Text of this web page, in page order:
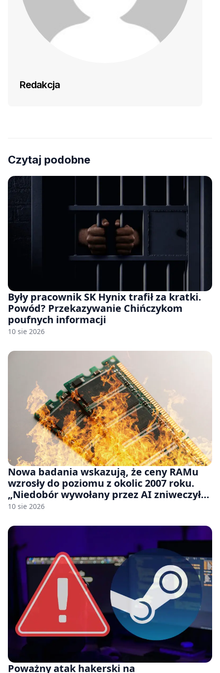
Redakcja
Czytaj podobne
Były pracownik SK Hynix trafił za kratki.
Powód? Przekazywanie Chińczykom
poufnych informacji
10 sie 2026
Nowa badania wskazują, że ceny RAMu
wzrosły do poziomu z okolic 2007 roku.
„Niedobór wywołany przez AI zniweczył
20 lat postępów w ciągu zaledwie kilku
10 sie 2026
Poważny atak hakerski na